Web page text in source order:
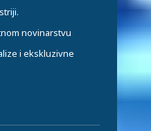
novinarstvu
i ekskluzivne